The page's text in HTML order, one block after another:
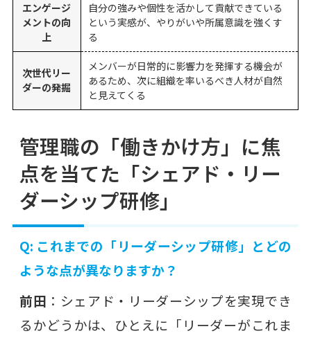
エンゲージ
メントの向
上
自分の強みや個性を活かして貢献できている
という実感が、やりがいや所属意識を強くす
る
次世代リー
ダーの発掘
メンバーが日常的に影響力を発揮する機会が
あるため、次に組織を率いるべき人材が自然
と見えてくる
管理職の「働きかけ方」に焦
点を当てた「シェアド・リー
ダーシップ研修」
Q: これまでの「リーダーシップ研修」とどの
ような点が異なりますか？
前田 ：シェアド・リーダーシップを実現でき
るかどうかは、ひとえに「リーダーがこれま